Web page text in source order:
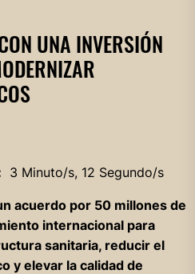
UNA INVERSIÓN
3 Minuto/s, 12 Segundo/s
acuerdo por 50 millones de
internacional para
sanitaria, reducir el
y elevar la calidad de